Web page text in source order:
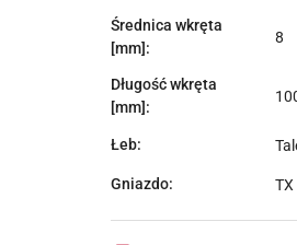
Średnica wkręta
[mm]:
8
Długość wkręta
[mm]:
Łeb:
Gniazdo: TX